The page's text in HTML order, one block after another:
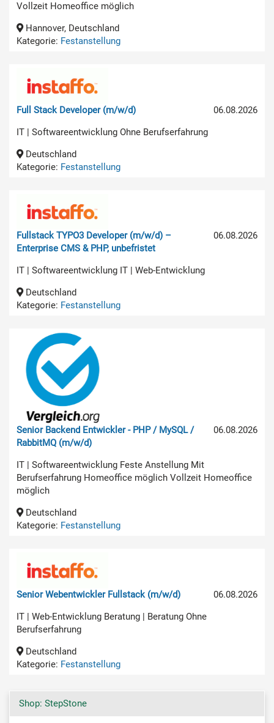
Vollzeit Homeoffice möglich
Hannover, Deutschland
Kategorie: Festanstellung
06.08.2026
Full Stack Developer (m/w/d)
IT | Softwareentwicklung Ohne Berufserfahrung
Deutschland
Kategorie: Festanstellung
06.08.2026
Fullstack TYPO3 Developer (m/w/d) –
Enterprise CMS & PHP, unbefristet
IT | Softwareentwicklung IT | Web-Entwicklung
Deutschland
Kategorie: Festanstellung
06.08.2026
Senior Backend Entwickler - PHP / MySQL /
RabbitMQ (m/w/d)
IT | Softwareentwicklung Feste Anstellung Mit
Berufserfahrung Homeoffice möglich Vollzeit Homeoffice
möglich
Deutschland
Kategorie: Festanstellung
06.08.2026
Senior Webentwickler Fullstack (m/w/d)
IT | Web-Entwicklung Beratung | Beratung Ohne
Berufserfahrung
Deutschland
Kategorie: Festanstellung
Shop: StepStone